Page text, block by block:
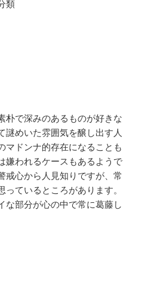
類
朴で深みのあるものが好きな
謎めいた雰囲気を醸し出す人
マドンナ的存在になることも
嫌われるケースもあるようで
戒心から人見知りですが、常
ているところがあります。
な部分が心の中で常に葛藤し